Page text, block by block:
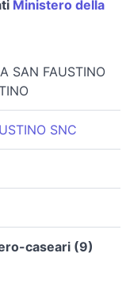
Ministero della
SAN FAUSTINO
SNC
caseari (9)